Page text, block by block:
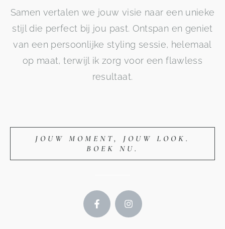
Samen vertalen we jouw visie naar een unieke
stijl die perfect bij jou past. Ontspan en geniet
van een persoonlijke styling sessie, helemaal
op maat, terwijl ik zorg voor een flawless
resultaat.
JOUW MOMENT, JOUW LOOK.
BOEK NU.
F
a
c
e
I
n
t